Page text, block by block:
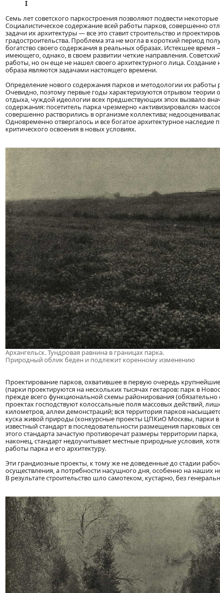
I
Семь лет советского паркостроения позволяют подвести
Социалистическое содержание всей работы парков, совершенно
задачи их архитектуры — все это ставит строительство и
градостроительства. Проблема эта не могла в короткий период
богатство своего содержания в реальных образах. Истекшее
имеющего, однако, в своем развитии четкие направления.
работы, но он еще не нашел своего архитектурного лица.
образа являются задачами настоящего времени.
Определение нового содержания парков и методологии их работы
Очевидно, поэтому первые годы характеризуются отрывом теории
отдыха, чуждой идеологии всех предшествующих эпох вызвало
содержания: посетитель парка чрезмерно «активизировался»
совершенно растворились в организме коллектива;
Одновременно отвергалось и все богатое архитектурное
критического освоения в новых условиях.
Архангельск. Тундровая равнина в границах парка.
Природный облик беден и подлежит коренному изменению
Проектирование парков, охватившее в первую очередь
(парки проектируются на нескольких тысячах гектаров: парк в
прежде всего функциональной схемы районирования
проектах господствуют колоссальные поля массовых действий,
километров, аллеи демонстраций; вся территория парков
куска живой природы (конкурсные проекты ЦПКиО Москвы, парки
известный стандарт в последовательности размещения парковых
этого стандарта зачастую противоречат размеры территории
наконец, стандарт недоучитывает местные природные условия,
работы парка и его архитектуру.
Эти грандиозные проекты, к тому же не доведенные до стадии
осуществления, а потребности насущного дня, особенно на наших
В результате строительство шло самотеком, кустарно, без